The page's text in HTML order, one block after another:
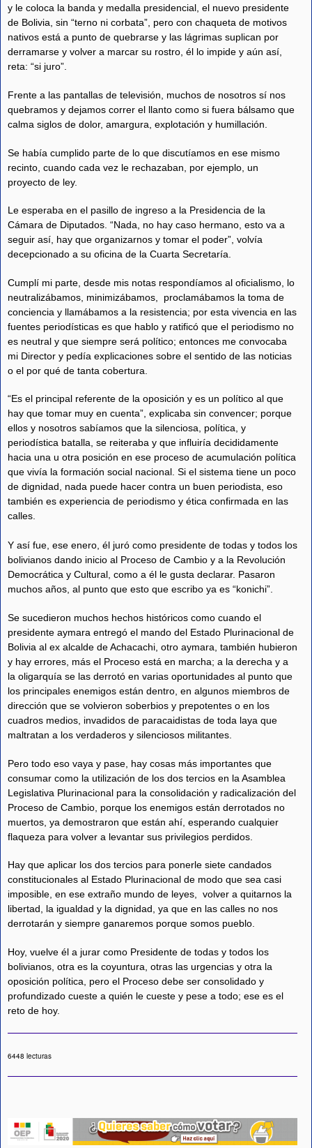
y le coloca la banda y medalla presidencial, el nuevo presidente
de Bolivia, sin “terno ni corbata”, pero con chaqueta de motivos
nativos está a punto de quebrarse y las lágrimas suplican por
derramarse y volver a marcar su rostro, él lo impide y aún así,
reta: “si juro”.
Frente a las pantallas de televisión, muchos de nosotros sí nos
quebramos y dejamos correr el llanto como si fuera bálsamo que
calma siglos de dolor, amargura, explotación y humillación.
Se había cumplido parte de lo que discutíamos en ese mismo
recinto, cuando cada vez le rechazaban, por ejemplo, un
proyecto de ley.
Le esperaba en el pasillo de ingreso a la Presidencia de la
Cámara de Diputados. “Nada, no hay caso hermano, esto va a
seguir así, hay que organizarnos y tomar el poder”, volvía
decepcionado a su oficina de la Cuarta Secretaría.
Cumplí mi parte, desde mis notas respondíamos al oficialismo, lo
neutralizábamos, minimizábamos, proclamábamos la toma de
conciencia y llamábamos a la resistencia; por esta vivencia en las
fuentes periodísticas es que hablo y ratificó que el periodismo no
es neutral y que siempre será político; entonces me convocaba
mi Director y pedía explicaciones sobre el sentido de las noticias
o el por qué de tanta cobertura.
“Es el principal referente de la oposición y es un político al que
hay que tomar muy en cuenta”, explicaba sin convencer; porque
ellos y nosotros sabíamos que la silenciosa, política, y
periodística batalla, se reiteraba y que influiría decididamente
hacia una u otra posición en ese proceso de acumulación política
que vivía la formación social nacional. Si el sistema tiene un poco
de dignidad, nada puede hacer contra un buen periodista, eso
también es experiencia de periodismo y ética confirmada en las
calles.
Y así fue, ese enero, él juró como presidente de todas y todos los
bolivianos dando inicio al Proceso de Cambio y a la Revolución
Democrática y Cultural, como a él le gusta declarar. Pasaron
muchos años, al punto que esto que escribo ya es “konichi”.
Se sucedieron muchos hechos históricos como cuando el
presidente aymara entregó el mando del Estado Plurinacional de
Bolivia al ex alcalde de Achacachi, otro aymara, también hubieron
y hay errores, más el Proceso está en marcha; a la derecha y a
la oligarquía se las derrotó en varias oportunidades al punto que
los principales enemigos están dentro, en algunos miembros de
dirección que se volvieron soberbios y prepotentes o en los
cuadros medios, invadidos de paracaidistas de toda laya que
maltratan a los verdaderos y silenciosos militantes.
Pero todo eso vaya y pase, hay cosas más importantes que
consumar como la utilización de los dos tercios en la Asamblea
Legislativa Plurinacional para la consolidación y radicalización del
Proceso de Cambio, porque los enemigos están derrotados no
muertos, ya demostraron que están ahí, esperando cualquier
flaqueza para volver a levantar sus privilegios perdidos.
Hay que aplicar los dos tercios para ponerle siete candados
constitucionales al Estado Plurinacional de modo que sea casi
imposible, en ese extraño mundo de leyes, volver a quitarnos la
libertad, la igualdad y la dignidad, ya que en las calles no nos
derrotarán y siempre ganaremos porque somos pueblo.
Hoy, vuelve él a jurar como Presidente de todas y todos los
bolivianos, otra es la coyuntura, otras las urgencias y otra la
oposición política, pero el Proceso debe ser consolidado y
profundizado cueste a quién le cueste y pese a todo; ese es el
reto de hoy.
6448 lecturas